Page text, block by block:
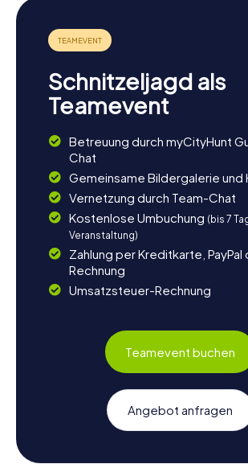
Schnitzeljagd als
Teamevent
Betreuung durch myCityHunt
Chat
Gemeinsame Bildergalerie und
Vernetzung durch Team-Chat
Kostenlose Umbuchung (bis 7
Veranstaltung)
Zahlung per Kreditkarte, PayPal
Rechnung
Umsatzsteuer-Rechnung
Teamevent buchen
Angebot anfragen